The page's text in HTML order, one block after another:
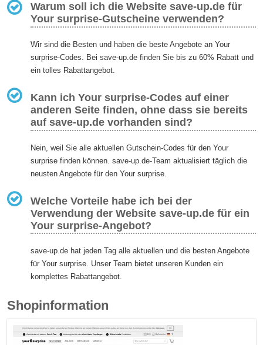
Warum soll ich die Website save-up.de für
Your surprise-Gutscheine verwenden?
Wir sind die Besten und haben die beste Angebote an Your
surprise-Codes. Bei save-up.de finden Sie bis zu 60% Rabatt und
ein tolles Rabattangebot.
Kann ich Your surprise-Codes auf einer
anderen Seite finden, ohne dass sie bereits
auf save-up.de vorhanden sind?
Nein, weil Sie alle aktuellen Gutschein-Codes für den Your
surprise finden können. save-up.de-Team aktualisiert täglich die
neusten Angebote für den Your surprise.
Welche Vorteile habe ich bei der
Verwendung der Website save-up.de für ein
Your surprise-Angebot?
save-up.de hat jeden Tag alle aktuellen und die besten Angebote
für Your surprise. Unser Team bietet unseren Kunden ein
komplettes Rabattangebot.
Shopinformation